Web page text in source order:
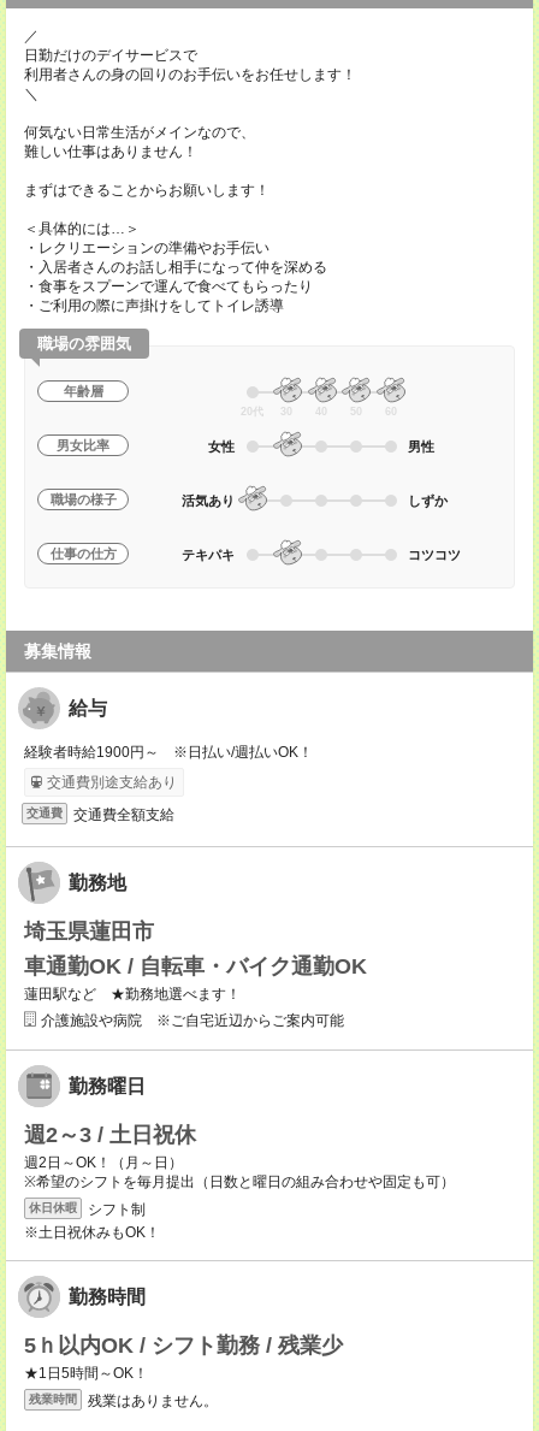
／
日勤だけのデイサービスで
利用者さんの身の回りのお手伝いをお任せします！
＼
何気ない日常生活がメインなので、
難しい仕事はありません！
まずはできることからお願いします！
＜具体的には…＞
・レクリエーションの準備やお手伝い
・入居者さんのお話し相手になって仲を深める
・食事をスプーンで運んで食べてもらったり
・ご利用の際に声掛けをしてトイレ誘導
職場の雰囲気
年齢層
20代 30 40 50 60
男女比率 女性 男性
職場の様子 活気あり しずか
仕事の仕方 テキパキ コツコツ
募集情報
給与
経験者時給1900円～ ※日払い/週払いOK！
交通費別途支給あり
交通費 交通費全額支給
勤務地
埼玉県蓮田市
車通勤OK / 自転車・バイク通勤OK
蓮田駅など ★勤務地選べます！
介護施設や病院 ※ご自宅近辺からご案内可能
勤務曜日
週2～3 / 土日祝休
週2日～OK！（月～日）
※希望のシフトを毎月提出（日数と曜日の組み合わせや固定も可）
休日休暇
シフト制
※土日祝休みもOK！
勤務時間
5ｈ以内OK / シフト勤務 / 残業少
★1日5時間～OK！
残業時間 残業はありません。